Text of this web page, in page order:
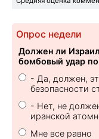
Опрос недели
Должен ли
бомбовый удар
- Да, должен,
безопасности
- Нет, не
иранской
Мне все равно